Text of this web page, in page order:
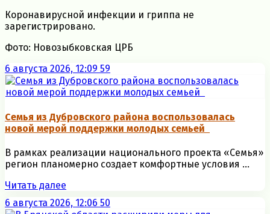
Коронавирусной инфекции и гриппа не
зарегистрировано.
Фото: Новозыбковская ЦРБ
6 августа 2026, 12:09 59
Семья из Дубровского района воспользовалась
новой мерой поддержки молодых семьей
В рамках реализации национального проекта «Семья»
регион планомерно создает комфортные условия ...
Читать далее
6 августа 2026, 12:06 50